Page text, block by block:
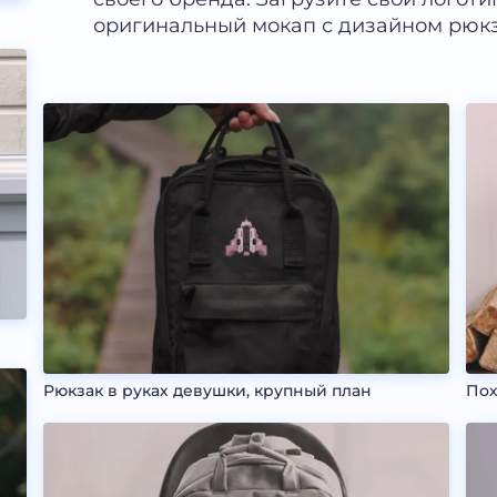
оригинальный мокап с дизайном
Рюкзак в руках девушки, крупный план